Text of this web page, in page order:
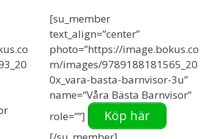
[su_member
text_align=”center”
photo=”https://image.bokus.co
m/images/9789188181565_20
0x_vara-basta-barnvisor-3u”
name=”Våra Bästa Barnvisor”
role=””]
Köp här